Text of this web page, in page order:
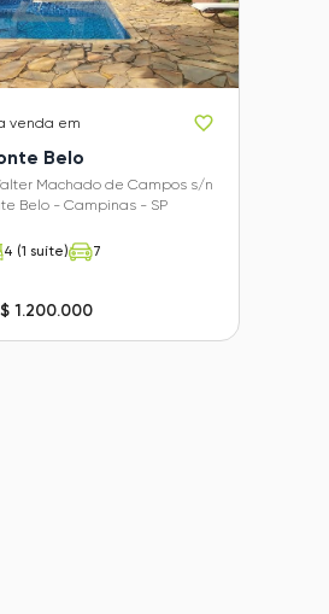
venda em
Belo
Machado de Campos s/n
Belo - Campinas - SP
4 (1 suíte) 7
1.200.000